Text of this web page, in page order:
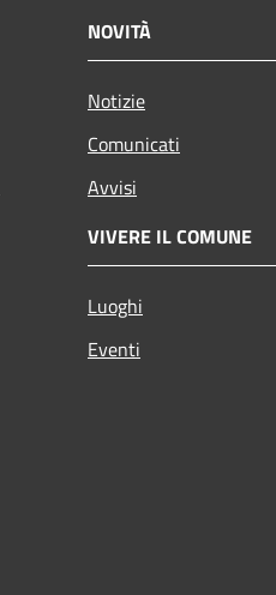
NOVITÀ
Notizie
Comunicati
Avvisi
VIVERE IL COMUNE
Luoghi
Eventi